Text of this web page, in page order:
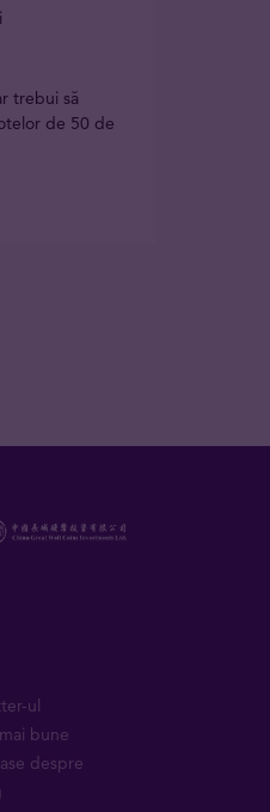
trebui să
de 50 de
ul
bune
despre